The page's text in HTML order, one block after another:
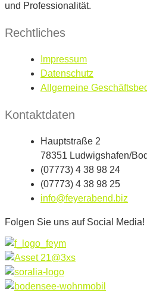
und Professionalität.
Rechtliches
Impressum
Datenschutz
Allgemeine
Kontaktdaten
Hauptstraße 2
78351 Ludwigshafen/
(07773) 4 38 98 24
(07773) 4 38 98 25
info@feyerabend.biz
Folgen Sie uns auf Social Media!